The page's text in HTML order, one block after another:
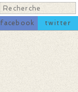
facebook
twitter